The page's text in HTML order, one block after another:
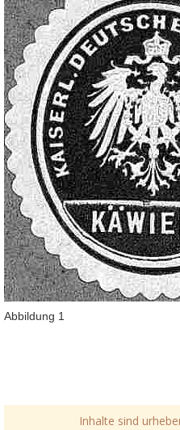
Abbildung 1
Inhalte sind